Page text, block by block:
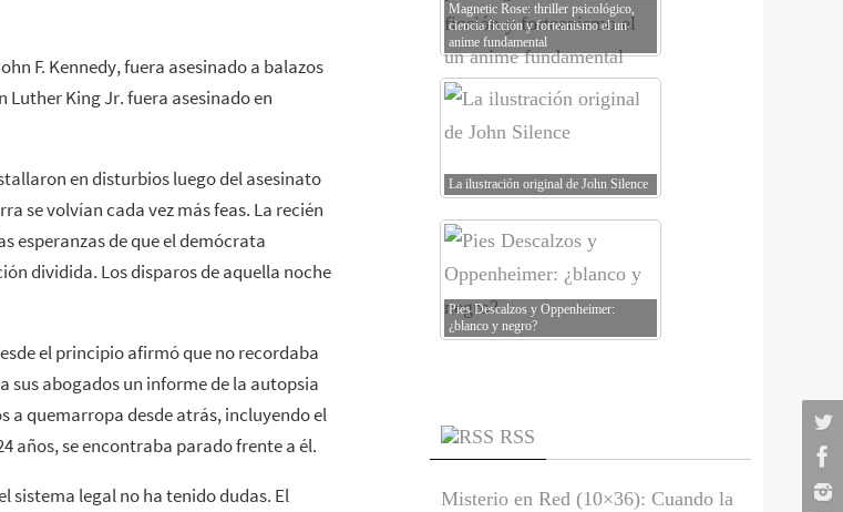
F. Kennedy, fuera asesinado a balazos
Luther King Jr. fuera asesinado en
en disturbios luego del asesinato
se volvían cada vez más feas. La recién
esperanzas de que el demócrata
dividida. Los disparos de aquella noche
el principio afirmó que no recordaba
sus abogados un informe de la autopsia
a quemarropa desde atrás, incluyendo el
años, se encontraba parado frente a él.
sistema legal no ha tenido dudas. El
Magnetic Rose: thriller psicológico,
ciencia ficción y forteanismo el un
anime fundamental
La ilustración original de John Silence
Pies Descalzos y Oppenheimer:
¿blanco y negro?
RSS
Misterio en Red (10×36): Cuando la